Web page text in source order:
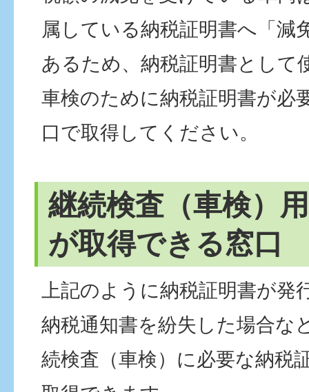
属している納税証明書へ「減
あるため、納税証明書として
車検のために納税証明書が必
口で取得してください。
継続検査（車検）
が取得できる窓口
上記のように納税証明書が発
納税通知書を紛失した場合な
続検査（車検）に必要な納税